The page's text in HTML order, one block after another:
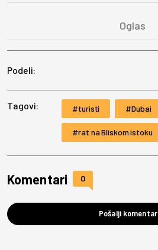
Podeli:
Tagovi: turisti Dubai
rat na Bliskom istoku
Komentari 0
Pošalji komentar